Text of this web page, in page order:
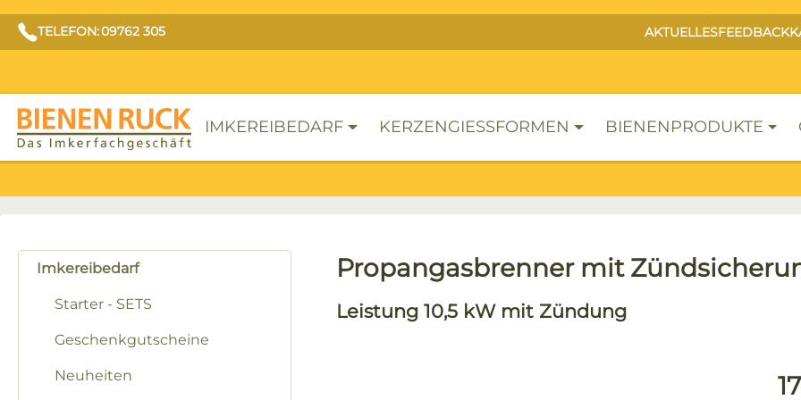
TELEFON: 09762 305 AKTUELLESFEEDBACK
IMKEREIBEDARF KERZENGIESSFORMEN BIENENPRODUKTE
Imkereibedarf
Starter - SETS
Geschenkgutscheine
Neuheiten
Propangasbrenner mit
Leistung 10,5 kW mit Zündung